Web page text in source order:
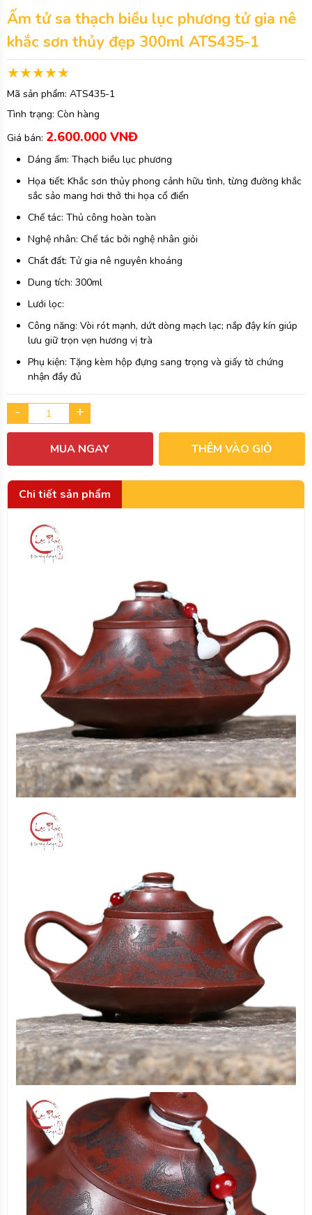
Ấm tử sa thạch biều lục phương tử gia nê
khắc sơn thủy đẹp 300ml ATS435-1
Mã sản phẩm: ATS435-1
Tình trạng: Còn hàng
Giá bán: 2.600.000 VNĐ
Dáng ấm: Thạch biều lục phương
Họa tiết: Khắc sơn thủy phong cảnh hữu tình, từng đường khắc
sắc sảo mang hơi thở thi họa cổ điển
Chế tác: Thủ công hoàn toàn
Nghệ nhân: Chế tác bởi nghệ nhân giỏi
Chất đất: Tử gia nê nguyên khoáng
Dung tích: 300ml
Lưới lọc:
Công năng: Vòi rót mạnh, dứt dòng mạch lạc; nắp đậy kín giúp
lưu giữ trọn vẹn hương vị trà
Phụ kiện: Tặng kèm hộp đựng sang trọng và giấy tờ chứng
nhận đầy đủ
- +
MUA NGAY THÊM VÀO GIỎ
Chi tiết sản phẩm